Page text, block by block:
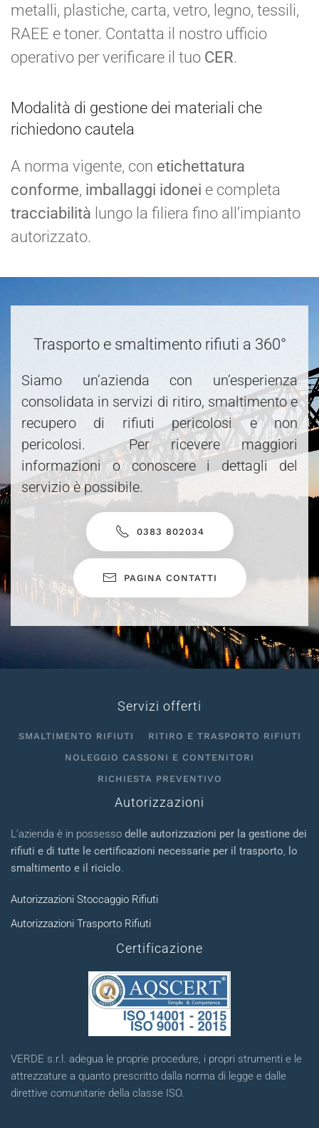
metalli, plastiche, carta, vetro, legno, tessili,
RAEE e toner. Contatta il nostro ufficio
operativo per verificare il tuo CER.
Modalità di gestione dei materiali che
richiedono cautela
A norma vigente, con etichettatura
conforme, imballaggi idonei e completa
tracciabilità lungo la filiera fino all’impianto
autorizzato.
Trasporto e smaltimento rifiuti a 360°
Siamo un’azienda con un’esperienza
consolidata in servizi di ritiro, smaltimento e
recupero di rifiuti pericolosi e non
pericolosi. Per ricevere maggiori
informazioni o conoscere i dettagli del
servizio è possibile.
0383 802034
PAGINA CONTATTI
Servizi offerti
SMALTIMENTO RIFIUTI
RITIRO E TRASPORTO RIFIUTI
NOLEGGIO CASSONI E CONTENITORI
RICHIESTA PREVENTIVO
Autorizzazioni
L’azienda è in possesso delle autorizzazioni per la gestione dei
rifiuti e di tutte le certificazioni necessarie per il trasporto, lo
smaltimento e il riciclo.
Autorizzazioni Stoccaggio Rifiuti
Autorizzazioni Trasporto Rifiuti
Certificazione
VERDE s.r.l. adegua le proprie procedure, i propri strumenti e le
attrezzature a quanto prescritto dalla norma di legge e dalle
direttive comunitarie della classe ISO.